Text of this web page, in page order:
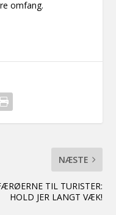
omfang.
NÆSTE
TIL TURISTER:
HOLD JER LANGT VÆK!